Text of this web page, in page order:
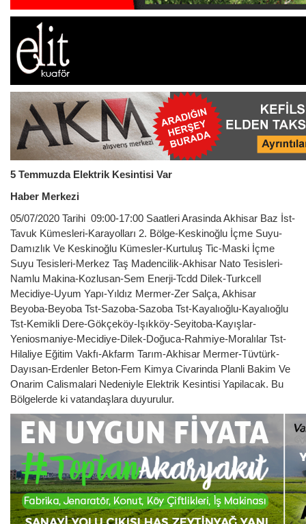
5 Temmuzda Elektrik Kesintisi Var
Haber Merkezi
05/07/2020 Tarihi 09:00-17:00 Saatleri Arasinda Akhisar Baz İst-
Tavuk Kümesleri-Karayolları 2. Bölge-Keskinoğlu İçme Suyu-
Damızlık Ve Keskinoğlu Kümesler-Kurtuluş Tic-Maski İçme
Suyu Tesisleri-Merkez Taş Madencilik-Akhisar Nato Tesisleri-
Namlu Makina-Kozlusan-Sem Enerji-Tcdd Dilek-Turkcell
Mecidiye-Uyum Yapı-Yıldız Mermer-Zer Salça, Akhisar
Beyoba-Beyoba Tst-Sazoba-Sazoba Tst-Kayalıoğlu-Kayalıoğlu
Tst-Kemikli Dere-Gökçeköy-Işıkköy-Seyitoba-Kayışlar-
Yeniosmaniye-Mecidiye-Dilek-Doğuca-Rahmiye-Moralılar Tst-
Hilaliye Eğitim Vakfı-Akfarm Tarım-Akhisar Mermer-Tüvtürk-
Dayısan-Erdenler Beton-Fem Kimya Civarinda Planli Bakim Ve
Onarim Calismalari Nedeniyle Elektrik Kesintisi Yapilacak. Bu
Bölgelerde ki vatandaşlara duyurulur.